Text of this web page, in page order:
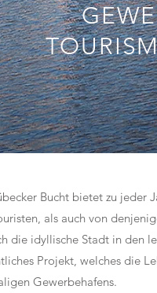
Bucht bietet zu jeder
als auch von
die idyllische Stadt in den
Projekt, welches die
Gewerbehafens.